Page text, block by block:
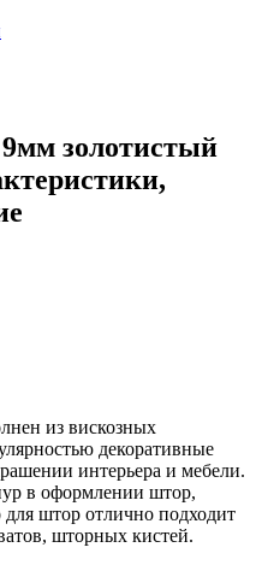
золотистый
из вискозных
декоративные
интерьера и мебели.
в оформлении штор,
штор отлично подходит
шторных кистей.